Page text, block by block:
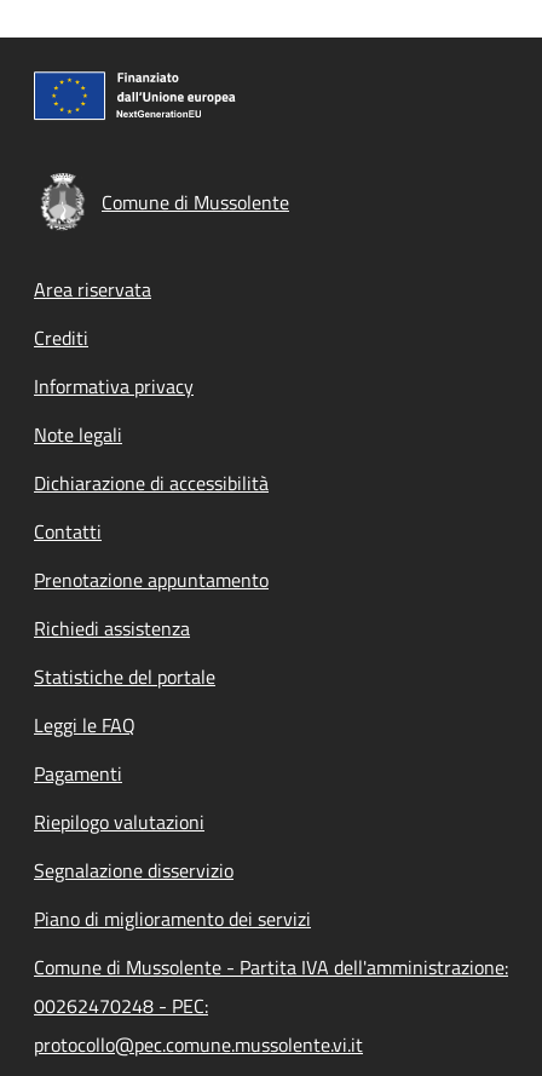
Comune di Mussolente
Footer menu
Area riservata
Crediti
Informativa privacy
Note legali
Dichiarazione di accessibilità
Contatti
Prenotazione appuntamento
Richiedi assistenza
Statistiche del portale
Leggi le FAQ
Pagamenti
Riepilogo valutazioni
Segnalazione disservizio
Piano di miglioramento dei servizi
Comune di Mussolente - Partita IVA dell'amministrazione:
00262470248 - PEC:
protocollo@pec.comune.mussolente.vi.it